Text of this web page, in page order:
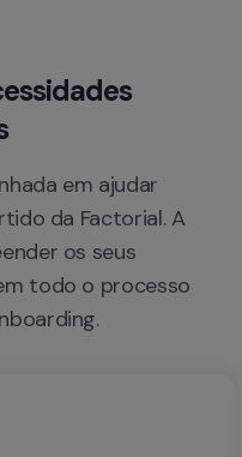
em ajudar
da Factorial. A
os seus
todo o processo